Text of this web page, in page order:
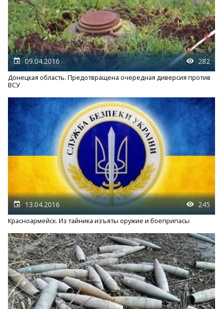
09.04.2016 282
Донецкая область. Предотвращена очередная диверсия против
ВСУ
13.04.2016 245
Красноармейск. Из тайника изъяты оружие и боеприпасы